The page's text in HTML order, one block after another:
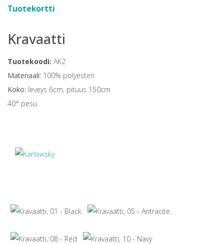
Tuotekortti
Kravaatti
Tuotekoodi: AK2
Materiaali: 100% polyesteri
Koko: leveys 6cm, pituus 150cm
40° pesu